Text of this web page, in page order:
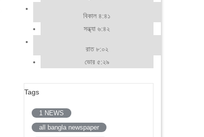
বিকাল ৪:৪১
সন্ধ্যা ৬:৪২
রাত ৮:০২
ভোর ৫:২৯
Tags
1 NEWS
all bangla newspaper